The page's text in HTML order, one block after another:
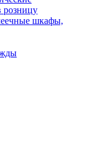
розницу
шкафы,